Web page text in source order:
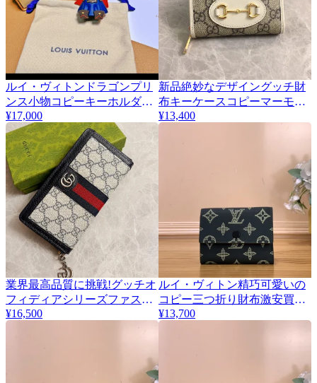
ルイ・ヴィトンドラゴンプリ
ンス小物コピーキーホルダー
新年特別な贈り物 447650
¥17,000
新品絶妙なデザイングッチ財
布キーケースコピーマーモン
トカードホルダー 658549
¥13,400
業界最高品質に挑戦!グッチオ
フィディアシリーズファスナ
ー付き長財布 523154-1
¥16,500
ルイ・ヴィトン精巧可愛いの
コピー三つ折り財布激安買取
M14793
¥13,700